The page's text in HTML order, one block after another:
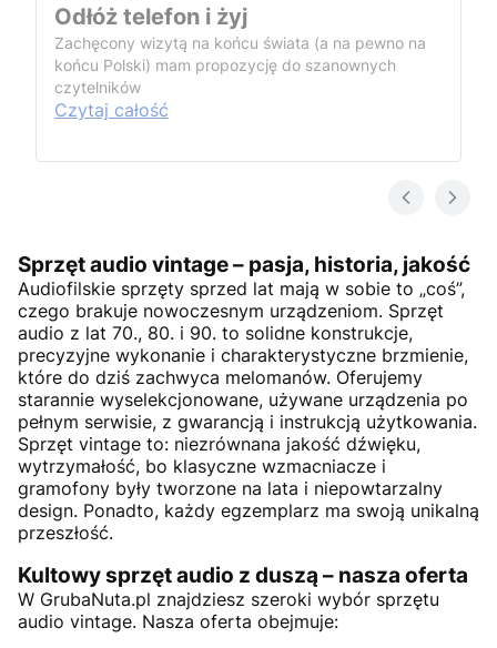
Odłóż telefon i żyj
Zachęcony wizytą na końcu świata (a na pewno na
końcu Polski) mam propozycję do szanownych
czytelników
Czytaj całość
Sprzęt audio vintage – pasja, historia, jakość
Audiofilskie sprzęty sprzed lat mają w sobie to „coś”,
czego brakuje nowoczesnym urządzeniom. Sprzęt
audio z lat 70., 80. i 90. to solidne konstrukcje,
precyzyjne wykonanie i charakterystyczne brzmienie,
które do dziś zachwyca melomanów. Oferujemy
starannie wyselekcjonowane, używane urządzenia po
pełnym serwisie, z gwarancją i instrukcją użytkowania.
Sprzęt vintage to: niezrównana jakość dźwięku,
wytrzymałość, bo klasyczne wzmacniacze i
gramofony były tworzone na lata i niepowtarzalny
design. Ponadto, każdy egzemplarz ma swoją unikalną
przeszłość.
Kultowy sprzęt audio z duszą – nasza oferta
W GrubaNuta.pl znajdziesz szeroki wybór sprzętu
audio vintage. Nasza oferta obejmuje: